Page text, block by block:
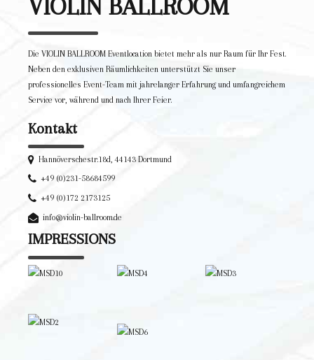
VIOLIN BALLROOM
Die VIOLIN BALLROOM Eventlocation bietet mehr als nur Raum für Ihr Fest.
Neben den exklusiven Räumlichkeiten unterstützt Sie unser
professionelles Event-Team mit jahrelanger Erfahrung und umfangreichem
Service vor, während und nach Ihrer Feier.
Kontakt
Hannöverschestr.18d, 44143 Dortmund
+49 (0)231-58684599
+49 (0)172 2173125
info@violin-ballroom.de
IMPRESSIONS